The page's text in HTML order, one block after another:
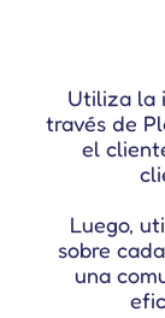
Utiliza la
través de
el
Luego,
sobre
una